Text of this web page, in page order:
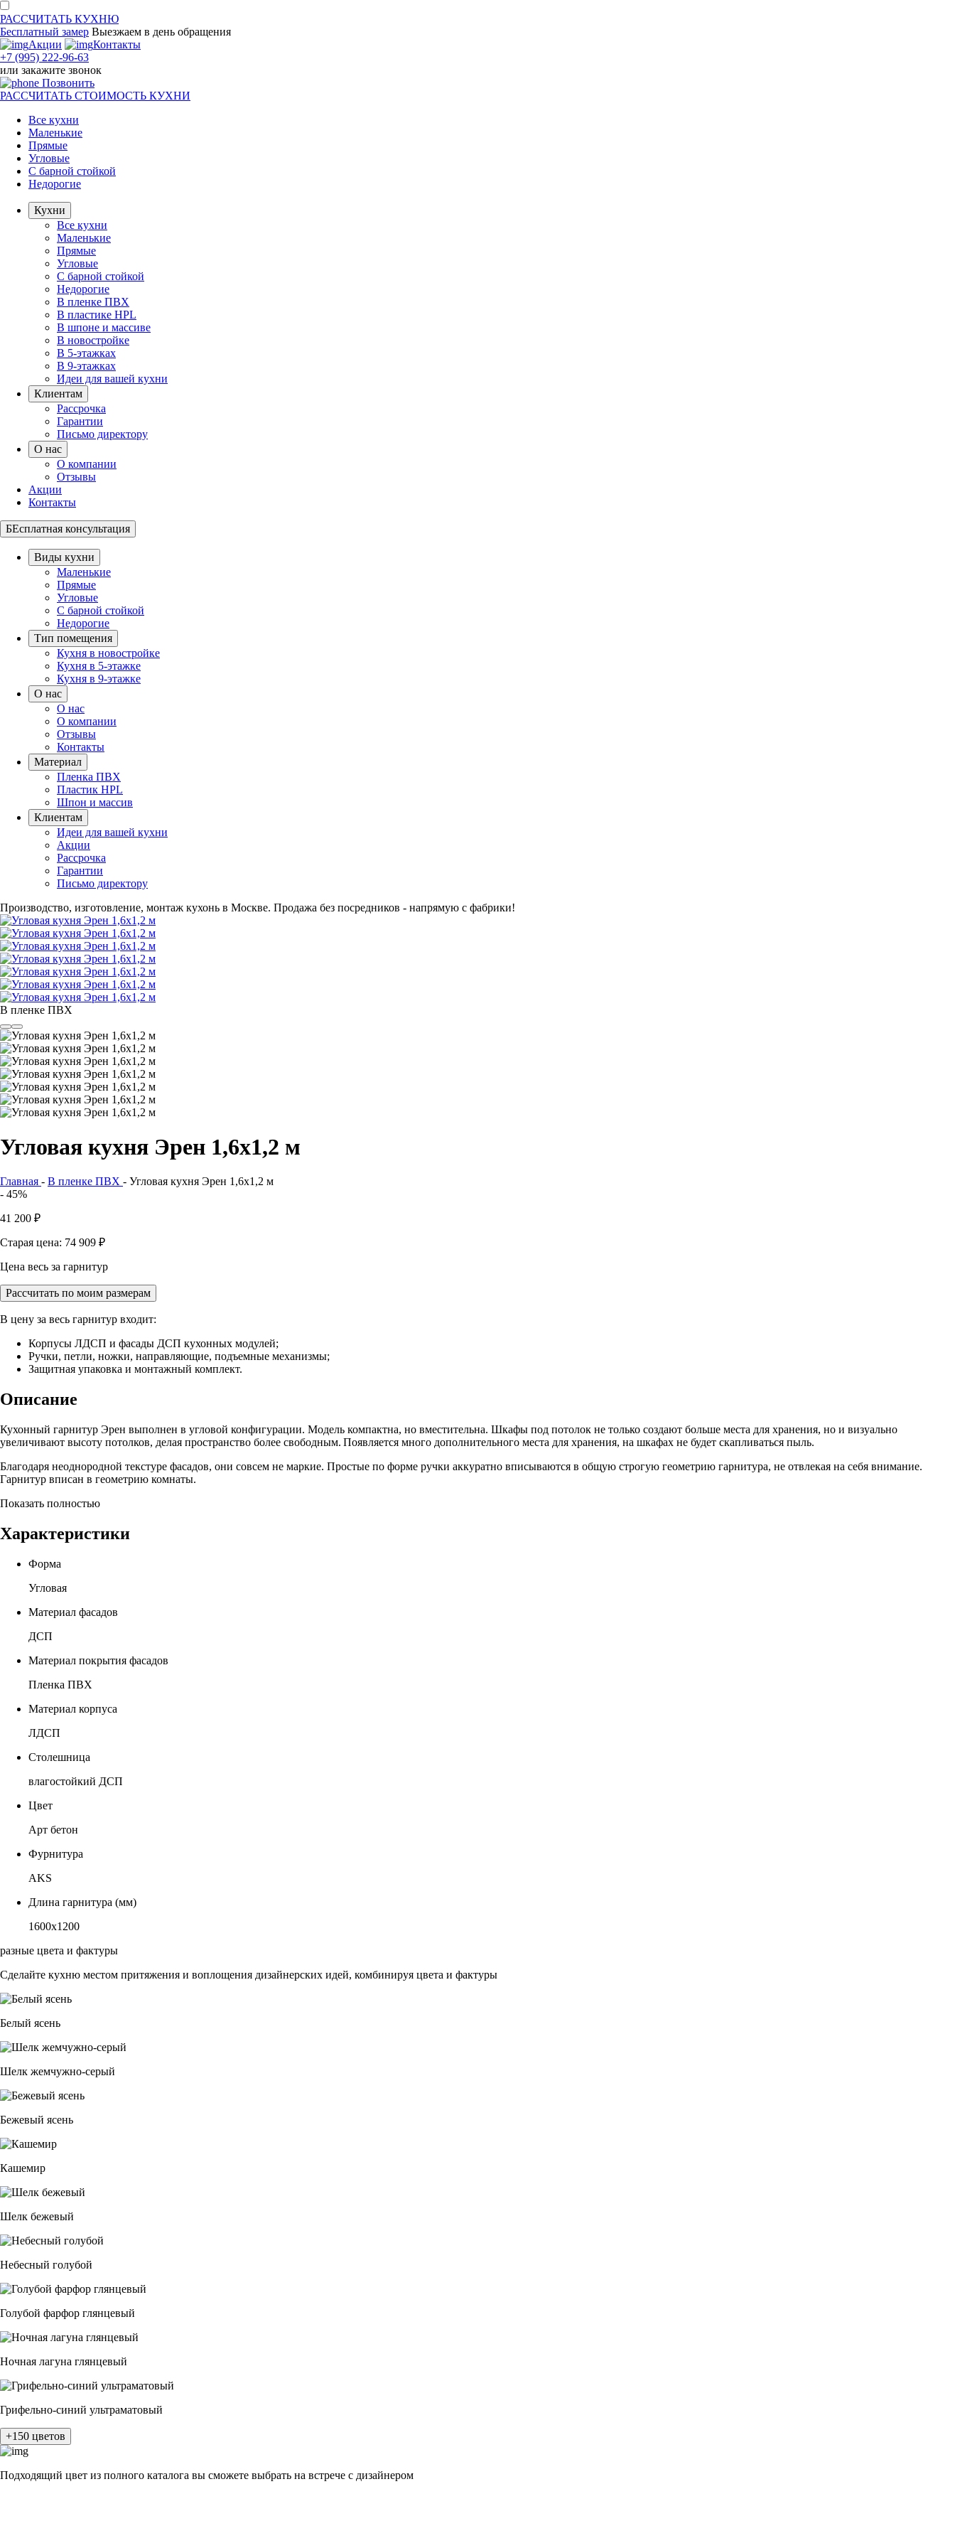
РАССЧИТАТЬ КУХНЮ
Бесплатный замер Выезжаем в день обращения
Акции
Контакты
+7 (995) 222-96-63
или закажите звонок
Позвонить
РАССЧИТАТЬ СТОИМОСТЬ КУХНИ
Все кухни
Маленькие
Прямые
Угловые
С барной стойкой
Недорогие
Кухни
Все кухни
Маленькие
Прямые
Угловые
С барной стойкой
Недорогие
В пленке ПВХ
В пластике HPL
В шпоне и массиве
В новостройке
В 5-этажках
В 9-этажках
Идеи для вашей кухни
Клиентам
Рассрочка
Гарантии
Письмо директору
О нас
О компании
Отзывы
Акции
Контакты
БЕсплатная консультация
Виды кухни
Маленькие
Прямые
Угловые
С барной стойкой
Недорогие
Тип помещения
Кухня в новостройке
Кухня в 5-этажке
Кухня в 9-этажке
О нас
О нас
О компании
Отзывы
Контакты
Материал
Пленка ПВХ
Пластик HPL
Шпон и массив
Клиентам
Идеи для вашей кухни
Акции
Рассрочка
Гарантии
Письмо директору
Производство, изготовление, монтаж кухонь в Москве. Продажа без посредников - напрямую с фабрики!
В пленке ПВХ
Угловая кухня Эрен 1,6х1,2 м
Главная - В пленке ПВХ - Угловая кухня Эрен 1,6х1,2 м
- 45%
41 200 ₽
Старая цена: 74 909 ₽
Цена весь за гарнитур
Рассчитать по моим размерам
В цену за весь гарнитур входит:
Корпусы ЛДСП и фасады ДСП кухонных модулей;
Ручки, петли, ножки, направляющие, подъемные механизмы;
Защитная упаковка и монтажный комплект.
Описание
Кухонный гарнитур Эрен выполнен в угловой конфигурации. Модель компактна, но вместительна. Шкафы под потолок не только создают больше места для хранения, но и визуально
увеличивают высоту потолков, делая пространство более свободным. Появляется много дополнительного места для хранения, на шкафах не будет скапливаться пыль.
Благодаря неоднородной текстуре фасадов, они совсем не маркие. Простые по форме ручки аккуратно вписываются в общую строгую геометрию гарнитура, не отвлекая на себя внимание.
Гарнитур вписан в геометрию комнаты.
Показать полностью
Характеристики
Форма
Угловая
Материал фасадов
ДСП
Материал покрытия фасадов
Пленка ПВХ
Материал корпуса
ЛДСП
Столешница
влагостойкий ДСП
Цвет
Арт бетон
Фурнитура
AKS
Длина гарнитура (мм)
1600х1200
разные цвета и фактуры
Сделайте кухню местом притяжения и воплощения дизайнерских идей, комбинируя цвета и фактуры
Белый ясень
Шелк жемчужно-серый
Бежевый ясень
Кашемир
Шелк бежевый
Небесный голубой
Голубой фарфор глянцевый
Ночная лагуна глянцевый
Грифельно-синий ультраматовый
+150 цветов
Подходящий цвет из полного каталога вы сможете выбрать на встрече с дизайнером